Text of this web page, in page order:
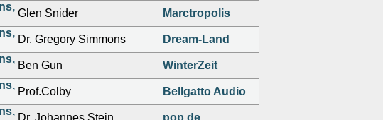
Glen Snider Marctropolis
Dr. Gregory Simmons Dream-Land
Ben Gun WinterZeit
Prof.Colby
Bellgatto Audio
Dr. Johannes Stein pop.de